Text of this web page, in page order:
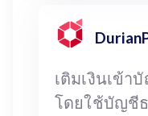
เติมเงินเข้
โดยใช้บัญชี